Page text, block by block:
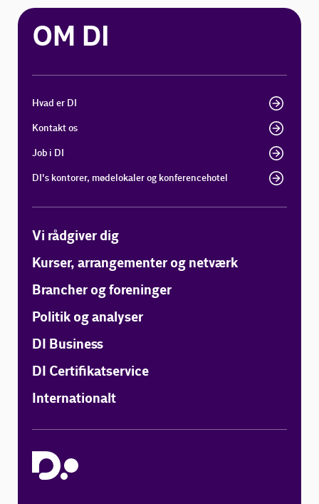
OM DI
Hvad er DI
Kontakt os
Job i DI
DI's kontorer, mødelokaler og konferencehotel
Vi rådgiver dig
Kurser, arrangementer og netværk
Brancher og foreninger
Politik og analyser
DI Business
DI Certifikatservice
Internationalt